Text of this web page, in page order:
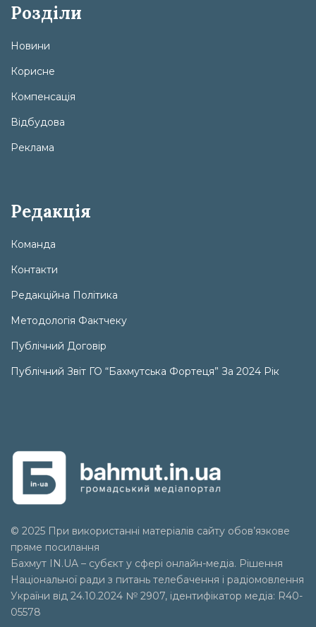
Розділи
Новини
Корисне
Компенсація
Відбудова
Реклама
Редакція
Команда
Контакти
Редакційна Політика
Методологія Фактчеку
Публічний Договір
Публічний Звіт ГО “Бахмутська Фортеця” За 2024 Рік
© 2025 При використанні матеріалів сайту обов’язкове
пряме посилання
Бахмут IN.UA – субєкт у сфері онлайн-медіа. Рішення
Національної ради з питань телебачення і радіомовлення
України від 24.10.2024 № 2907, ідентифікатор медіа: R40-
05578